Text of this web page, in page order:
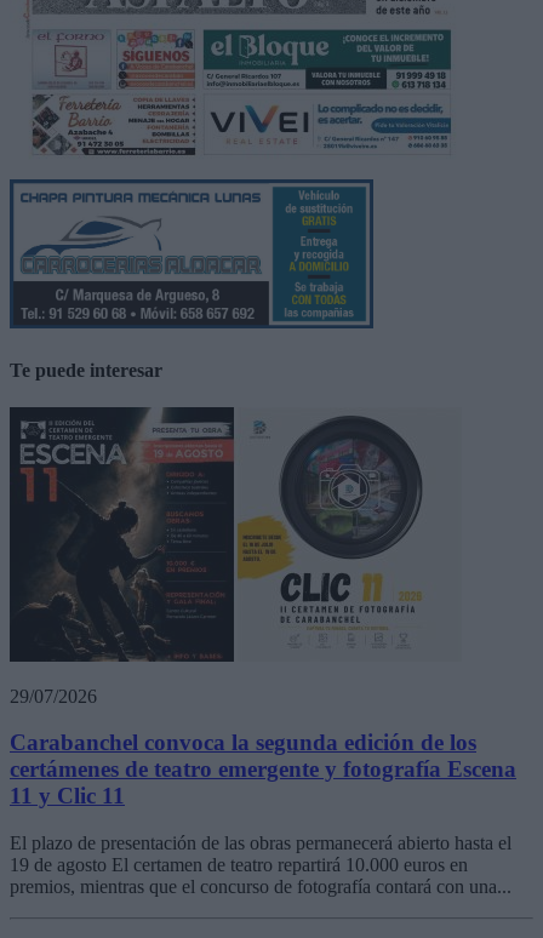
Te puede interesar
29/07/2026
Carabanchel convoca la segunda edición de los
certámenes de teatro emergente y fotografía Escena
11 y Clic 11
El plazo de presentación de las obras permanecerá abierto hasta el
19 de agosto El certamen de teatro repartirá 10.000 euros en
premios, mientras que el concurso de fotografía contará con una...